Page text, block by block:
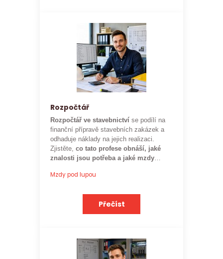
Rozpočtář
Rozpočtář ve stavebnictví se podílí na
finanční přípravě stavebních zakázek a
odhaduje náklady na jejich realizaci.
Zjistěte, co tato profese obnáší, jaké
znalosti jsou potřeba a jaké mzdy
očekávat.
Mzdy pod lupou
Přečíst